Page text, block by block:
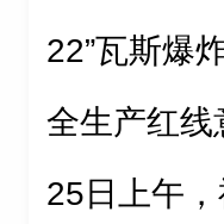
22”瓦斯爆
全生产红线
25日上午